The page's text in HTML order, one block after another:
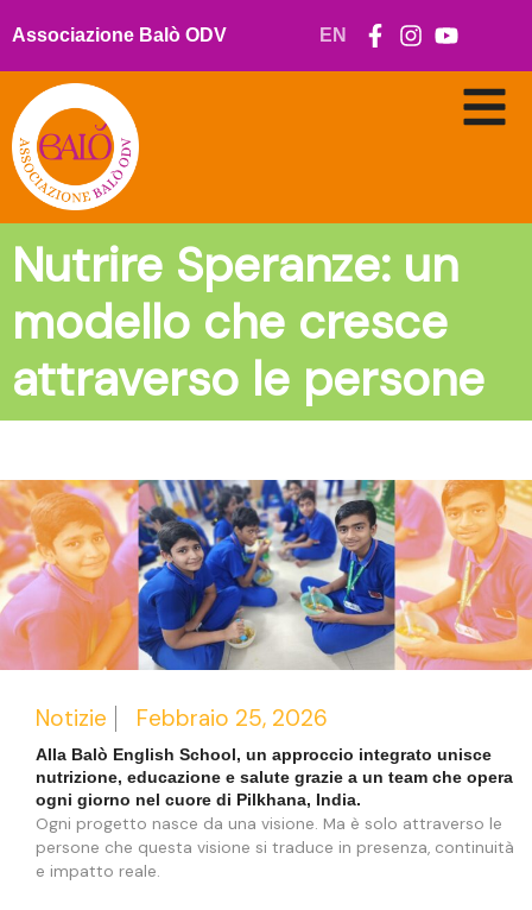
Associazione Balò ODV EN
Nutrire Speranze: un
modello che cresce
attraverso le persone
Notizie Febbraio 25, 2026
Alla Balò English School, un approccio integrato unisce
nutrizione, educazione e salute grazie a un team che opera
ogni giorno nel cuore di Pilkhana, India.
Ogni progetto nasce da una visione. Ma è solo attraverso le
persone che questa visione si traduce in presenza, continuità
e impatto reale.